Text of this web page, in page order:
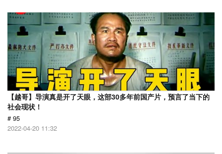
【越哥】导演真是开了天眼，这部30多年前国产片，预言了当下的
社会现状！
# 95
2022-04-20 11:32